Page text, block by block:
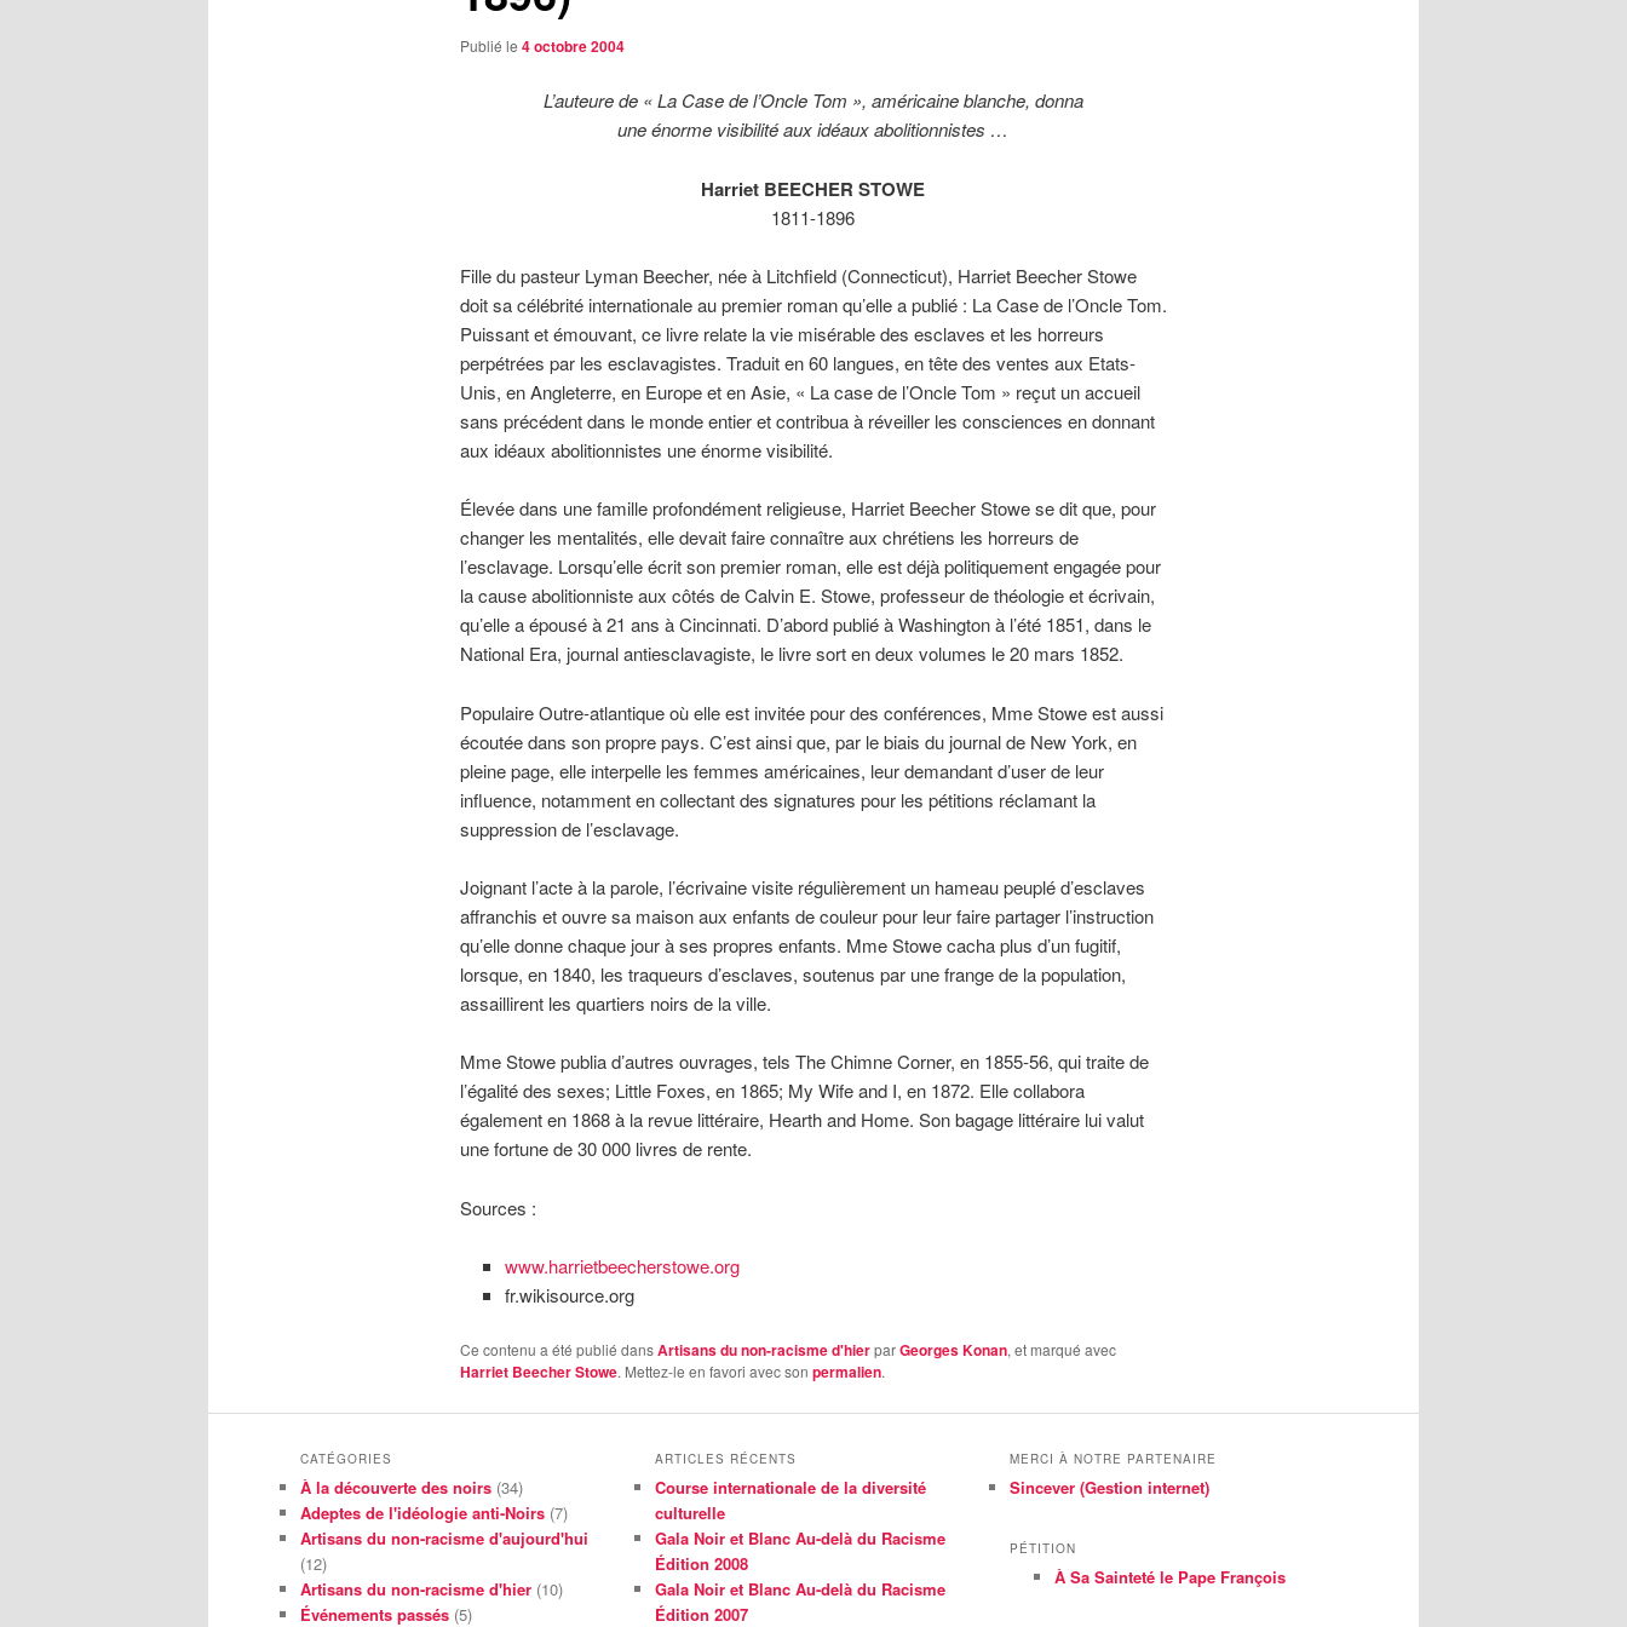
Publié le 4 octobre 2004
L’auteure de « La Case de l’Oncle Tom », américaine blanche, donna
une énorme visibilité aux idéaux abolitionnistes …
Harriet BEECHER STOWE
1811-1896
Fille du pasteur Lyman Beecher, née à Litchfield (Connecticut), Harriet Beecher Stowe
doit sa célébrité internationale au premier roman qu’elle a publié : La Case de l’Oncle Tom.
Puissant et émouvant, ce livre relate la vie misérable des esclaves et les horreurs
perpétrées par les esclavagistes. Traduit en 60 langues, en tête des ventes aux Etats-
Unis, en Angleterre, en Europe et en Asie, « La case de l’Oncle Tom » reçut un accueil
sans précédent dans le monde entier et contribua à réveiller les consciences en donnant
aux idéaux abolitionnistes une énorme visibilité.
Élevée dans une famille profondément religieuse, Harriet Beecher Stowe se dit que, pour
changer les mentalités, elle devait faire connaître aux chrétiens les horreurs de
l’esclavage. Lorsqu’elle écrit son premier roman, elle est déjà politiquement engagée pour
la cause abolitionniste aux côtés de Calvin E. Stowe, professeur de théologie et écrivain,
qu’elle a épousé à 21 ans à Cincinnati. D’abord publié à Washington à l’été 1851, dans le
National Era, journal antiesclavagiste, le livre sort en deux volumes le 20 mars 1852.
Populaire Outre-atlantique où elle est invitée pour des conférences, Mme Stowe est aussi
écoutée dans son propre pays. C’est ainsi que, par le biais du journal de New York, en
pleine page, elle interpelle les femmes américaines, leur demandant d’user de leur
influence, notamment en collectant des signatures pour les pétitions réclamant la
suppression de l’esclavage.
Joignant l’acte à la parole, l’écrivaine visite régulièrement un hameau peuplé d’esclaves
affranchis et ouvre sa maison aux enfants de couleur pour leur faire partager l’instruction
qu’elle donne chaque jour à ses propres enfants. Mme Stowe cacha plus d’un fugitif,
lorsque, en 1840, les traqueurs d’esclaves, soutenus par une frange de la population,
assaillirent les quartiers noirs de la ville.
Mme Stowe publia d’autres ouvrages, tels The Chimne Corner, en 1855-56, qui traite de
l’égalité des sexes; Little Foxes, en 1865; My Wife and I, en 1872. Elle collabora
également en 1868 à la revue littéraire, Hearth and Home. Son bagage littéraire lui valut
une fortune de 30 000 livres de rente.
Sources :
www.harrietbeecherstowe.org
fr.wikisource.org
Ce contenu a été publié dansArtisans du non-racisme d'hierparGeorges Konan, et marqué avec
Harriet Beecher Stowe. Mettez-le en favori avec son permalien.
CATÉGORIES
À la découverte des noirs (34)
Adeptes de l'idéologie anti-Noirs (7)
Artisans du non-racisme d'aujourd'hui
(12)
Artisans du non-racisme d'hier (10)
Événements passés (5)
ARTICLES RÉCENTS
Course internationale de la diversité
culturelle
Gala Noir et Blanc Au-delà du Racisme
Édition 2008
Gala Noir et Blanc Au-delà du Racisme
Édition 2007
MERCI À NOTRE PARTENAIRE
Sincever (Gestion internet)
PÉTITION
À Sa Sainteté le Pape François